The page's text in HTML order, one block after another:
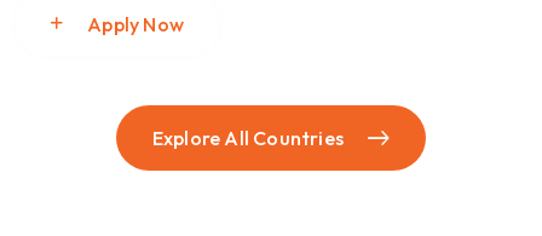
Apply Now
Explore All Countries